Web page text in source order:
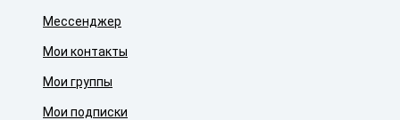
Мессенджер
Мои контакты
Мои группы
Мои подписки